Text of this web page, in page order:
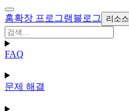
홈확장 프로그램블로그 리소스
FAQ
문제 해결